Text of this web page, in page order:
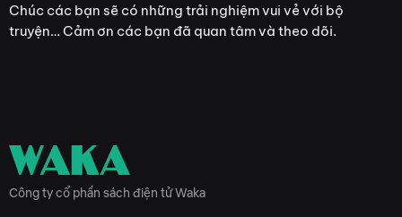
Chúc các bạn sẽ có những trải nghiệm vui vẻ với bộ
truyện… Cảm ơn các bạn đã quan tâm và theo dõi.
Công ty cổ phần sách điện tử Waka